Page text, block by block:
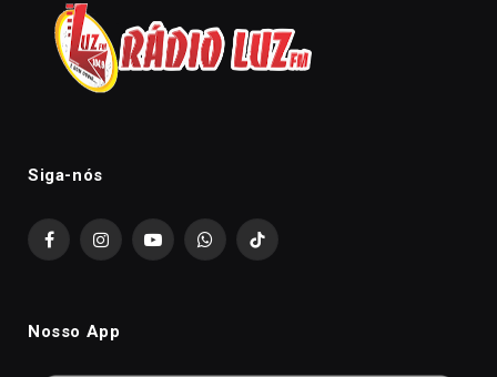
Siga-nós
FacebookInstagramYouTubeWhatsAppTikTok
Nosso App